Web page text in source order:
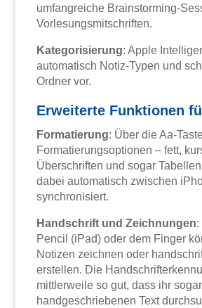
umfangreiche Brainstorming-
Vorlesungsmitschriften.
Kategorisierung: Apple
automatisch Notiz-Typen und
Ordner vor.
Erweiterte Funktionen
Formatierung: Über die Aa-
Formatierungsoptionen – fett,
Überschriften und sogar
dabei automatisch zwischen
synchronisiert.
Handschrift und Zeichnungen:
Pencil (iPad) oder dem Finger
Notizen zeichnen oder
erstellen. Die
mittlerweile so gut, dass ihr sogar
handgeschriebenen Text